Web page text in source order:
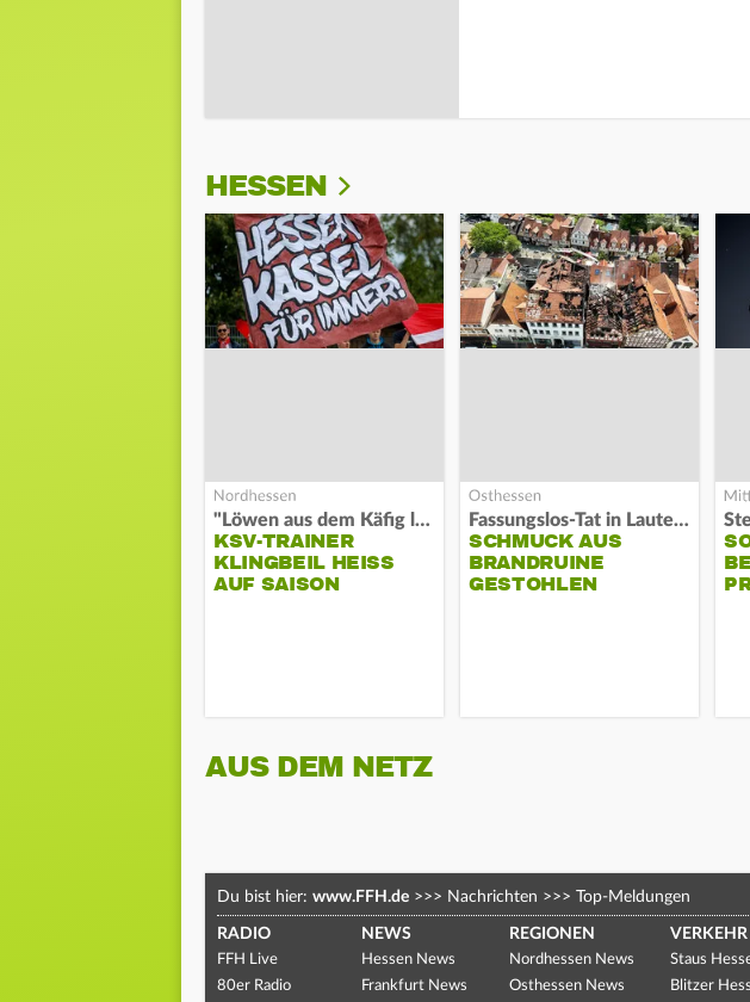
HESSEN
"Löwen aus dem Käfig lassen"
KSV-TRAINER
KLINGBEIL HEISS A
UF SAISON
Fassungslos-Tat in Lauterbach
SCHMUCK AUS
BRANDRUINE
GESTOHLEN
AUS DEM NETZ
Du bist hier: www.FFH.de >>> Nachrichten >>> Top-Meldungen
RADIO
FFH Live
80er Radio
NEWS
Hessen News
Frankfurt News
REGIONEN
Nordhessen News
Osthessen News
VERKEHR
Staus
Blitzer